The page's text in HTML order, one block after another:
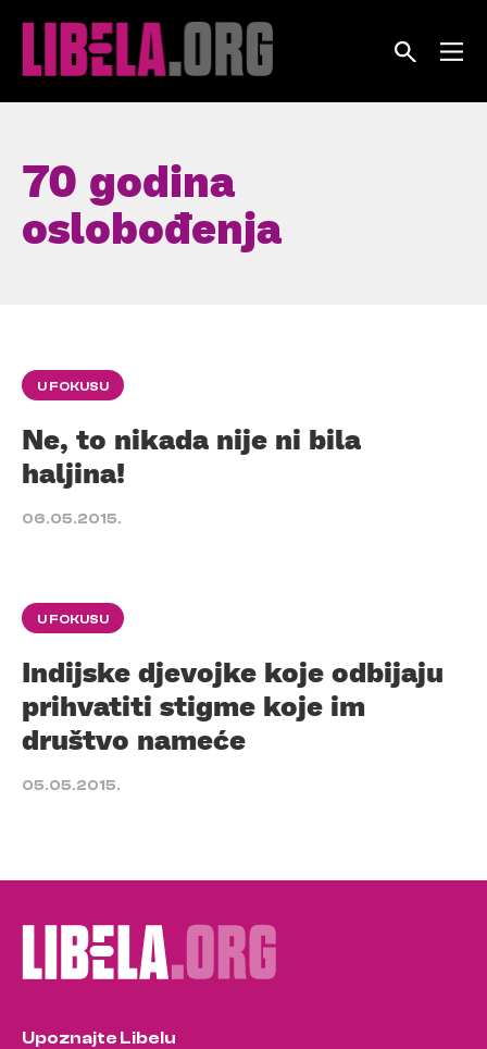
70 godina
oslobođenja
U FOKUSU
Ne, to nikada nije ni bila
haljina!
06.05.2015.
U FOKUSU
Indijske djevojke koje odbijaju
prihvatiti stigme koje im
društvo nameće
05.05.2015.
Upoznajte Libelu